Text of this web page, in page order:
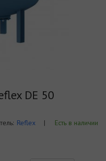
DE 50
Reflex |
Есть в наличии